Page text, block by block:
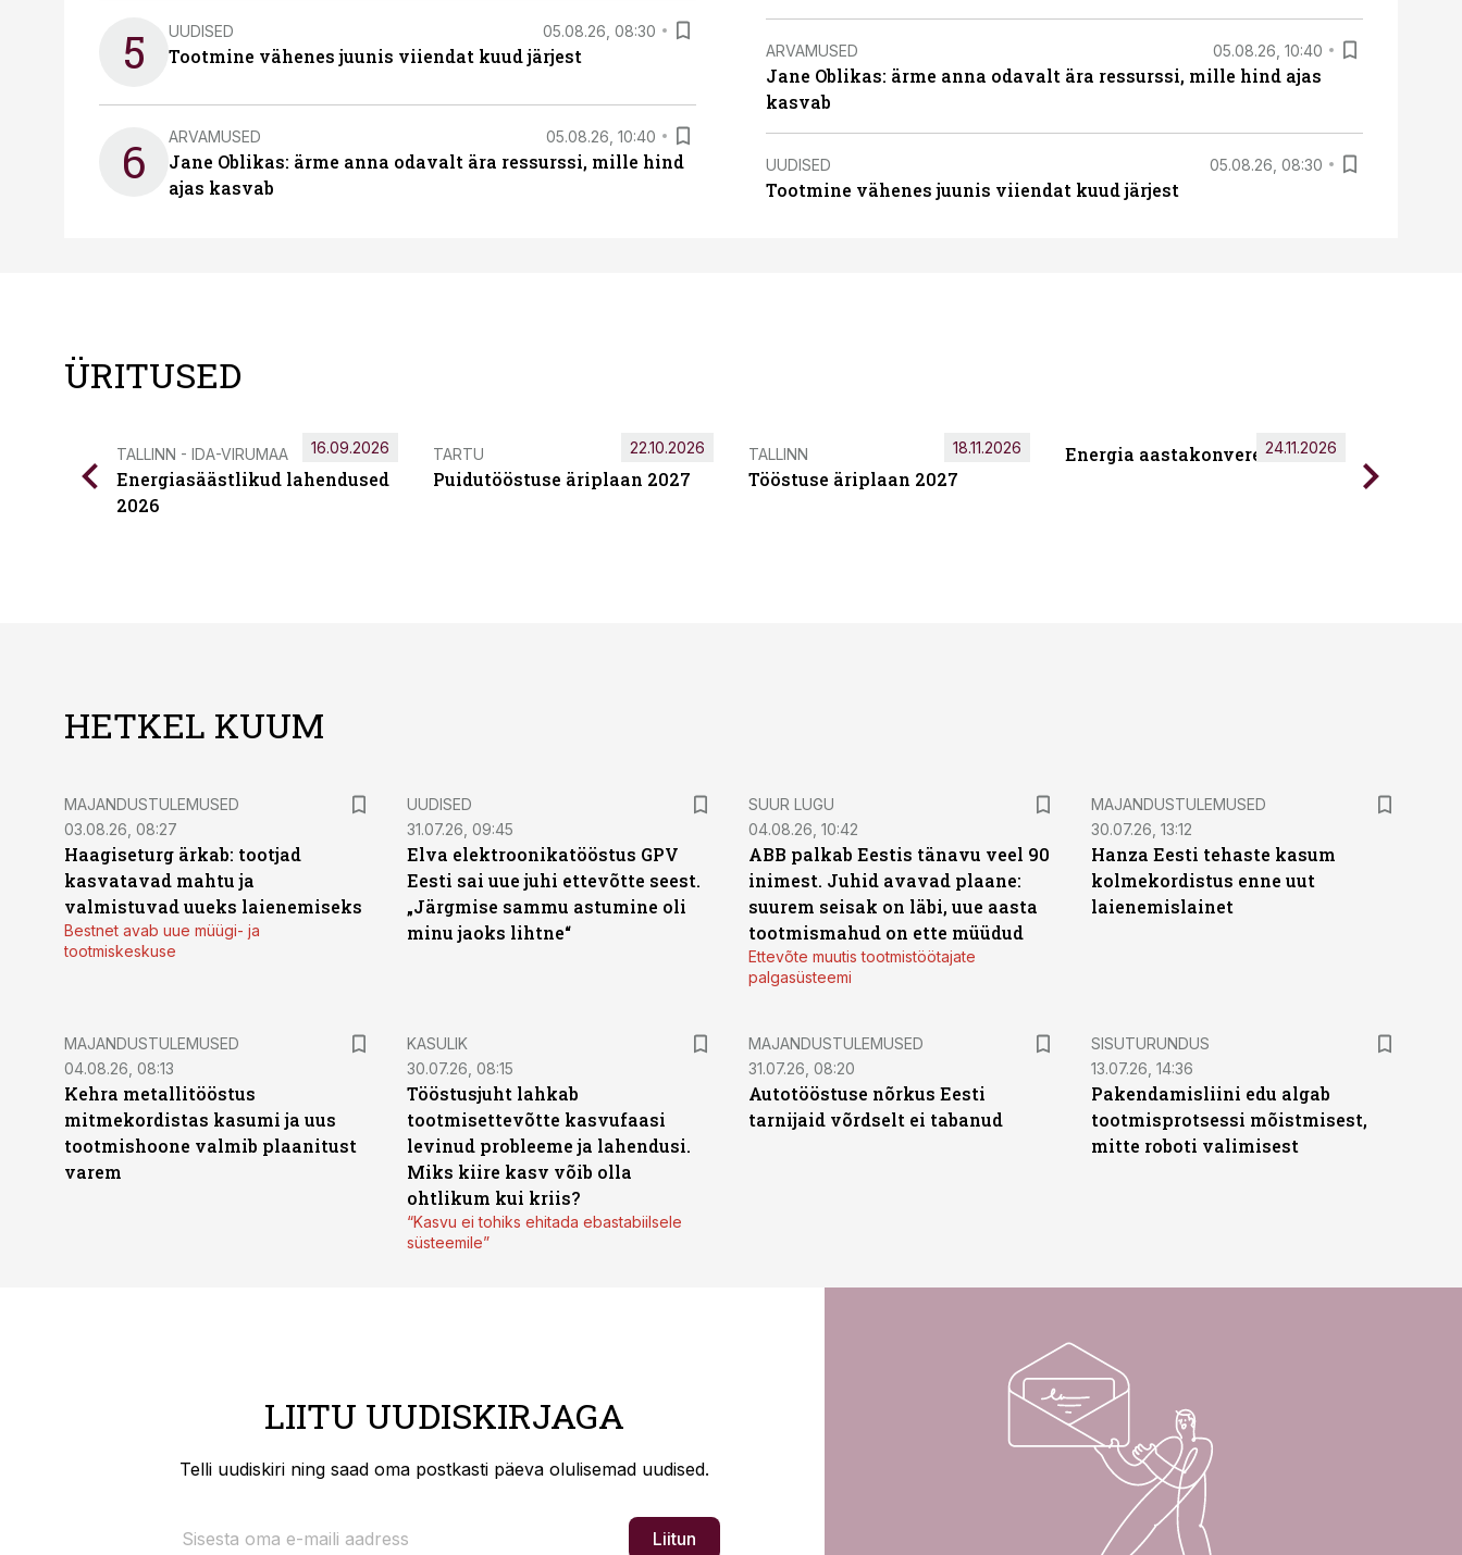
5 UUDISED 05.08.26, 08:30
Tootmine vähenes juunis viiendat kuud järjest
6 ARVAMUSED 05.08.26, 10:40
Jane Oblikas: ärme anna odavalt ära ressurssi, mille hind
ajas kasvab
ARVAMUSED 05.08.26, 10:40
Jane Oblikas: ärme anna odavalt ära ressurssi, mille hind ajas
kasvab
UUDISED 05.08.26, 08:30
Tootmine vähenes juunis viiendat kuud järjest
ÜRITUSED
TALLINN - IDA-VIRUMAA
Energiasäästlikud lahendused
2026
16.09.2026 TARTU
Puidutööstuse äriplaan 2027
22.10.2026 TALLINN
Tööstuse äriplaan 2027
18.11.2026 Energia aastakonverents 2026
24.11.2026
HETKEL KUUM
MAJANDUSTULEMUSED
03.08.26, 08:27
Haagiseturg ärkab: tootjad
kasvatavad mahtu ja
valmistuvad uueks laienemiseks
Bestnet avab uue müügi- ja
tootmiskeskuse
UUDISED
31.07.26, 09:45
Elva elektroonikatööstus GPV
Eesti sai uue juhi ettevõtte seest.
„Järgmise sammu astumine oli
minu jaoks lihtne“
SUUR LUGU
04.08.26, 10:42
ABB palkab Eestis tänavu veel 90
inimest. Juhid avavad plaane:
suurem seisak on läbi, uue aasta
tootmismahud on ette müüdud
Ettevõte muutis tootmistöötajate
palgasüsteemi
MAJANDUSTULEMUSED
30.07.26, 13:12
Hanza Eesti tehaste kasum
kolmekordistus enne uut
laienemislainet
MAJANDUSTULEMUSED
04.08.26, 08:13
Kehra metallitööstus
mitmekordistas kasumi ja uus
tootmishoone valmib plaanitust
varem
KASULIK
30.07.26, 08:15
Tööstusjuht lahkab
tootmisettevõtte kasvufaasi
levinud probleeme ja lahendusi.
Miks kiire kasv võib olla
ohtlikum kui kriis?
“Kasvu ei tohiks ehitada ebastabiilsele
süsteemile”
MAJANDUSTULEMUSED
31.07.26, 08:20
Autotööstuse nõrkus Eesti
tarnijaid võrdselt ei tabanud
ST
SISUTURUNDUS
13.07.26, 14:36
Pakendamisliini edu algab
tootmisprotsessi mõistmisest,
mitte roboti valimisest
LIITU UUDISKIRJAGA
Telli uudiskiri ning saad oma postkasti päeva olulisemad uudised.
Liitun